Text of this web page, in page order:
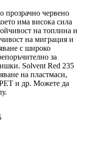
прозрачно червено
има висока сила
на топлина и
на миграция и
с широко
за
Solvent Red 235
на пластмаси,
и др. Можете да